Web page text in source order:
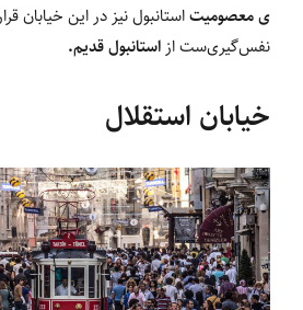
ی معصومیتاستانبول نیز در این خیابان
نفس‌گیری‌ست از استانبول قدیم.
خیابان استقلال